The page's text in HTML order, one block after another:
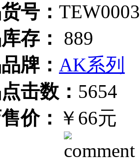
号：
存：
889
牌： AK系列
击数： 5654
价： ￥66元